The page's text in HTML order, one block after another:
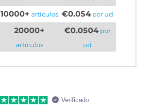
10000+ artículos €0.054 por ud
20000+
artículos
€0.0504 por
ud
Verificado